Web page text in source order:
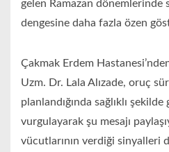
gelen Ramazan dönemlerinde
dengesine daha fazla özen
Çakmak Erdem
Uzm. Dr. Lala Alızade, oruç
planlandığında sağlıklı
vurgulayarak şu mesajı
vücutlarının verdiği sinyalleri